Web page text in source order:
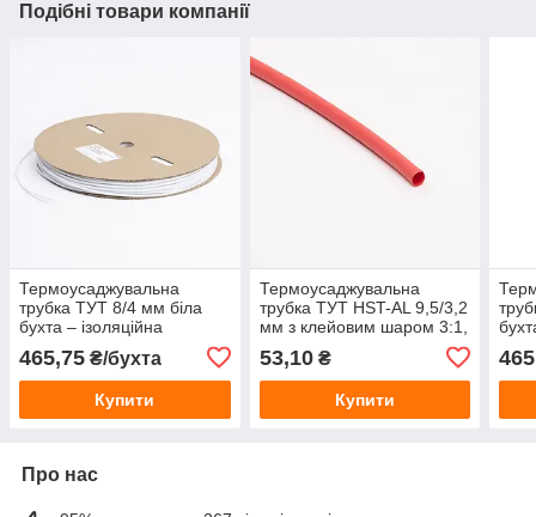
Подібні товари компанії
Термоусаджувальна
трубка ТУТ 8/4 мм біла
бухта – ізоляційна
термоусадка для проводів
та кабелю
465,75 ₴/бухта
Купити
Термоусаджувальна
трубка ТУТ HST-AL 9,5/3,2
мм з клейовим шаром 3:1,
герметична термоусадка
для кабелю та проводів
53,10₴
Купити
та
Про нас